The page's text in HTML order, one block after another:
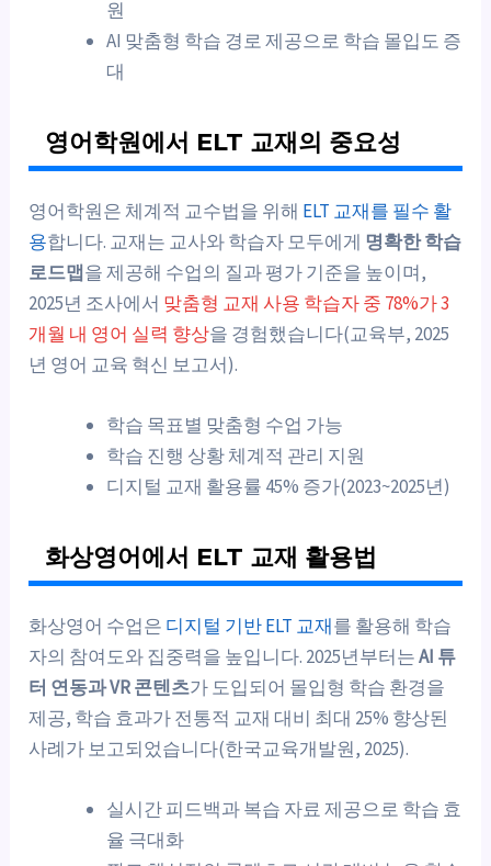
원
AI 맞춤형 학습 경로 제공으로 학습 몰입도 증
대
영어학원에서 ELT 교재의 중요성
영어학원은 체계적 교수법을 위해 ELT 교재를 필수 활
용합니다. 교재는 교사와 학습자 모두에게 명확한 학습
로드맵을 제공해 수업의 질과 평가 기준을 높이며,
2025년 조사에서 맞춤형 교재 사용 학습자 중 78%가 3
개월 내 영어 실력 향상을 경험했습니다(교육부, 2025
년 영어 교육 혁신 보고서).
학습 목표별 맞춤형 수업 가능
학습 진행 상황 체계적 관리 지원
디지털 교재 활용률 45% 증가(2023~2025년)
화상영어에서 ELT 교재 활용법
화상영어 수업은 디지털 기반 ELT 교재를 활용해 학습
자의 참여도와 집중력을 높입니다. 2025년부터는AI 튜
터 연동과 VR 콘텐츠가 도입되어 몰입형 학습 환경을
제공, 학습 효과가 전통적 교재 대비 최대 25% 향상된
사례가 보고되었습니다(한국교육개발원, 2025).
실시간 피드백과 복습 자료 제공으로 학습 효
율 극대화